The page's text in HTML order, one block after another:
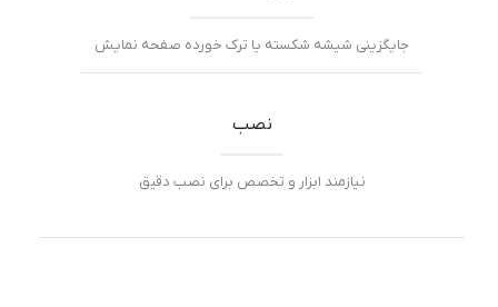
جایگزینی شیشه شکسته یا ترک خورده صفحه نمایش
نصب
نیازمند ابزار و تخصص برای نصب دقیق